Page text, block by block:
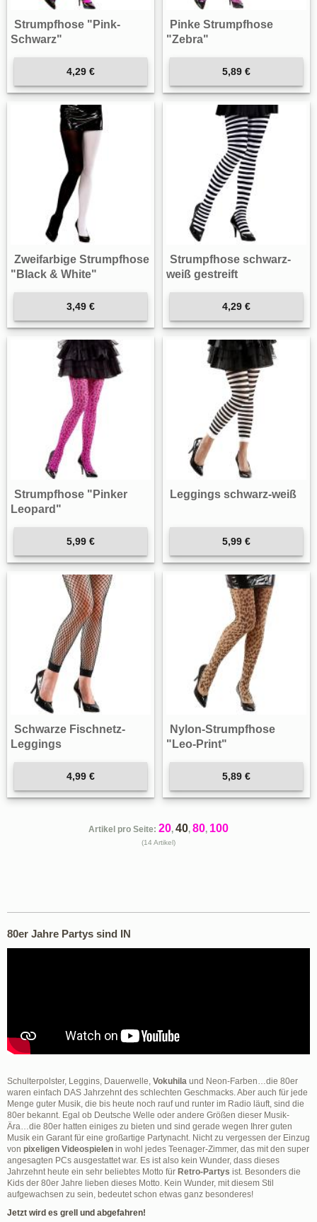
Strumpfhose "Pink-
Schwarz"
4,29 €
Pinke Strumpfhose
"Zebra"
5,89 €
Zweifarbige Strumpfhose
"Black & White"
3,49 €
Strumpfhose schwarz-
weiß gestreift
4,29 €
Strumpfhose "Pinker
Leopard"
5,99 €
Leggings schwarz-weiß
5,99 €
Schwarze Fischnetz-
Leggings
4,99 €
Nylon-Strumpfhose
"Leo-Print"
5,89 €
Artikel pro Seite: 20, 40, 80, 100
(14 Artikel)
80er Jahre Partys sind IN
Schulterpolster, Leggins, Dauerwelle, Vokuhila und Neon-Farben…die 80er
waren einfach DAS Jahrzehnt des schlechten Geschmacks. Aber auch für jede
Menge guter Musik, die bis heute noch rauf und runter im Radio läuft, sind die
80er bekannt. Egal ob Deutsche Welle oder andere Größen dieser Musik-
Ära…die 80er hatten einiges zu bieten und sind gerade wegen Ihrer guten
Musik ein Garant für eine großartige Partynacht. Nicht zu vergessen der Einzug
von pixeligen Videospielen in wohl jedes Teenager-Zimmer, das mit den super
angesagten PCs ausgestattet war. Es ist also kein Wunder, dass dieses
Jahrzehnt heute ein sehr beliebtes Motto für Retro-Partys ist. Besonders die
Kids der 80er Jahre lieben dieses Motto. Kein Wunder, mit diesem Stil
aufgewachsen zu sein, bedeutet schon etwas ganz besonderes!
Jetzt wird es grell und abgefahren!